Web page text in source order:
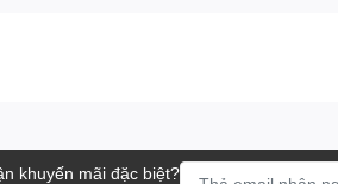
khuyến mãi đặc biệt?